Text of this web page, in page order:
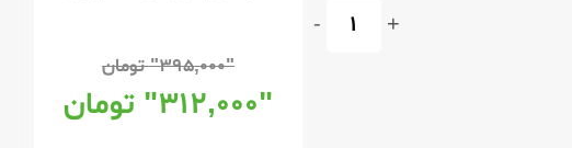
+
-
"۳۹۵,۰۰۰" تومان
"۳۱۲,۰۰۰" تومان